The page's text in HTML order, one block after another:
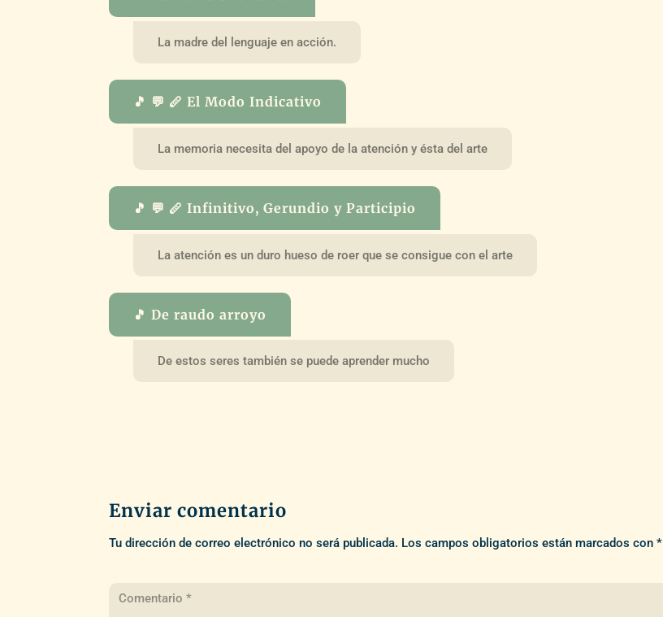
La madre del lenguaje en acción.
🎵 💬 🪈 El Modo Indicativo
La memoria necesita del apoyo de la atención y ésta del arte
🎵 💬 🪈 Infinitivo, Gerundio y Participio
La atención es un duro hueso de roer que se consigue con el arte
🎵 De raudo arroyo
De estos seres también se puede aprender mucho
Enviar comentario
Tu dirección de correo electrónico no será publicada. Los campos obligatorios están marcados con*